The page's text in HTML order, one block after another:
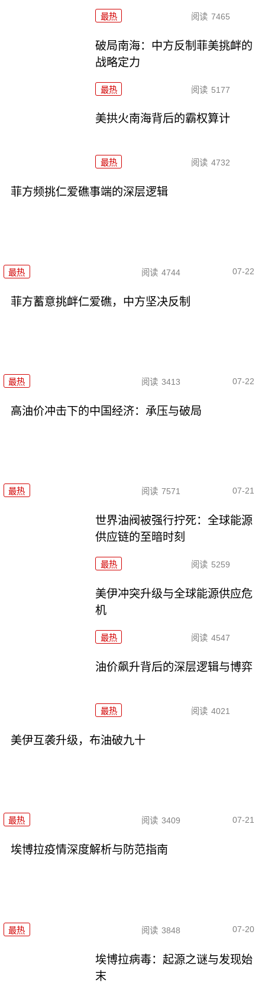
最热 阅读 7465
破局南海：中方反制菲美挑衅的
战略定力
最热 阅读 5177
美拱火南海背后的霸权算计
最热 阅读 4732
菲方频挑仁爱礁事端的深层逻辑
最热 阅读 4744 07-22
菲方蓄意挑衅仁爱礁，中方坚决反制
最热 阅读 3413 07-22
高油价冲击下的中国经济：承压与破局
最热 阅读 7571 07-21
世界油阀被强行拧死：全球能源
供应链的至暗时刻
最热 阅读 5259
美伊冲突升级与全球能源供应危
机
最热 阅读 4547
油价飙升背后的深层逻辑与博弈
最热 阅读 4021
美伊互袭升级，布油破九十
最热 阅读 3409 07-21
埃博拉疫情深度解析与防范指南
最热 阅读 3848 07-20
埃博拉病毒：起源之谜与发现始
末